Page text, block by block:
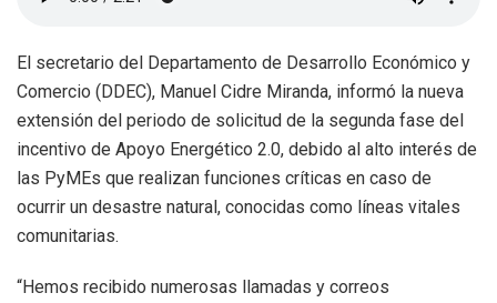
El secretario del Departamento de Desarrollo Económico y
Comercio (DDEC), Manuel Cidre Miranda, informó la nueva
extensión del periodo de solicitud de la segunda fase del
incentivo de Apoyo Energético 2.0, debido al alto interés de
las PyMEs que realizan funciones críticas en caso de
ocurrir un desastre natural, conocidas como líneas vitales
comunitarias.
“Hemos recibido numerosas llamadas y correos